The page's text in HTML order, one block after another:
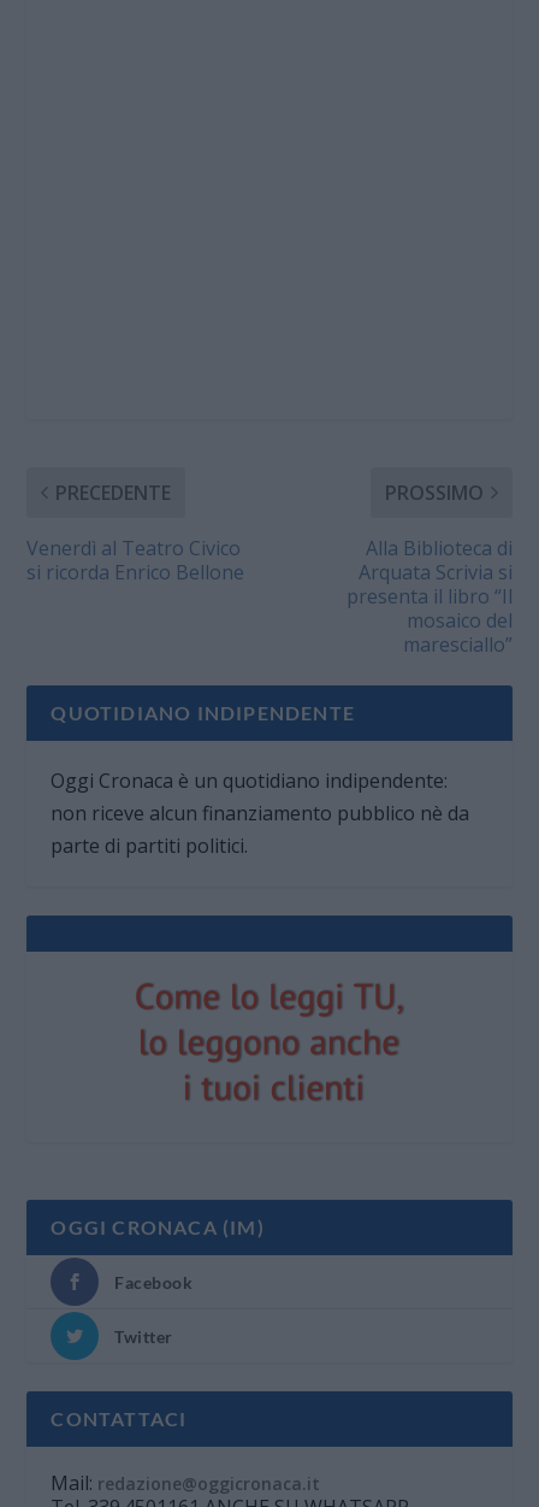
PRECEDENTE
Venerdì al Teatro Civico
si ricorda Enrico Bellone
PROSSIMO
Alla Biblioteca di
Arquata Scrivia si
presenta il libro “Il
mosaico del
maresciallo”
QUOTIDIANO INDIPENDENTE
Oggi Cronaca è un quotidiano indipendente:
non riceve alcun finanziamento pubblico nè da
parte di partiti politici.
OGGI CRONACA (IM)
Facebook
Twitter
CONTATTACI
Mail: redazione@oggicronaca.it